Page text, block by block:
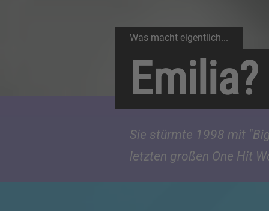
Was macht eigentlich...
Emilia?
Sie stürmte 1998 mit
letzten großen One Hit